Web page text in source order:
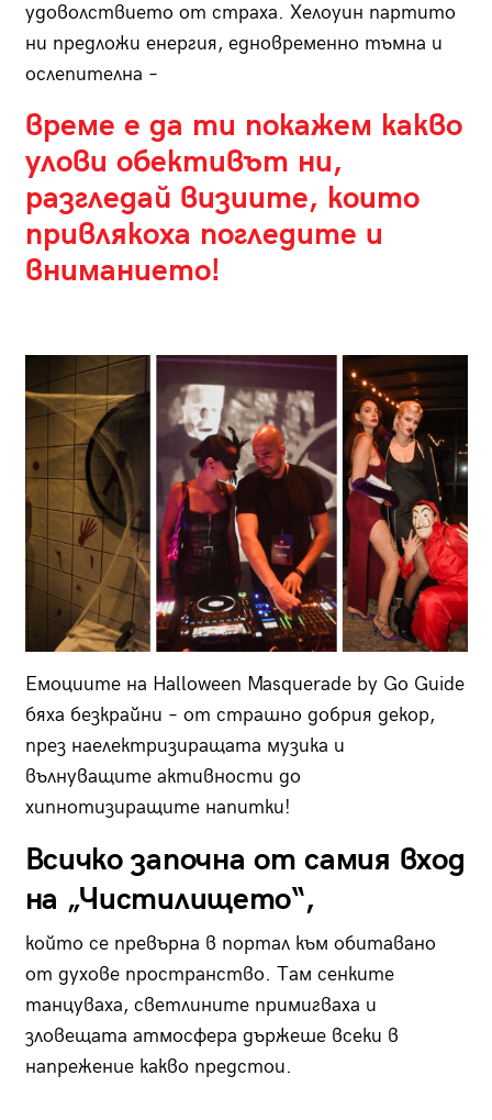
удоволствието от страха. Хелоуин партито
ни предложи енергия, едновременно тъмна и
ослепителна –
време е да ти покажем какво
улови обективът ни,
разгледай визиите, които
привлякоха погледите и
вниманието!
Емоциите на Halloween Masquerade by Go Guide
бяха безкрайни – от страшно добрия декор,
през наелектризиращата музика и
вълнуващите активности до
хипнотизиращите напитки!
Всичко започна от самия вход
на „Чистилището“,
който се превърна в портал към обитавано
от духове пространство. Там сенките
танцуваха, светлините примигваха и
зловещата атмосфера държеше всеки в
напрежение какво предстои.